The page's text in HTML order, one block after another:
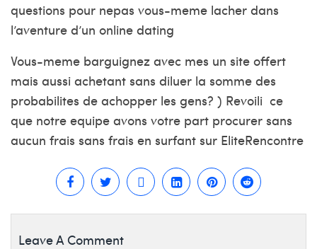
questions pour nepas vous-meme lacher dans
l’aventure d’un online dating
Vous-meme barguignez avec mes un site offert
mais aussi achetant sans diluer la somme des
probabilites de achopper les gens? ) Revoili ce
que notre equipe avons votre part procurer sans
aucun frais sans frais en surfant sur EliteRencontre
Leave A Comment